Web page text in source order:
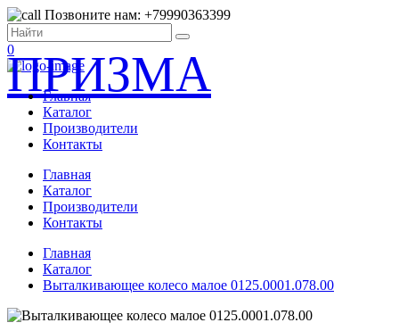
Позвоните нам: +79990363399
0
ПРИЗМА
Главная
Каталог
Производители
Контакты
Главная
Каталог
Производители
Контакты
Главная
Каталог
Выталкивающее колесо малое 0125.0001.078.00